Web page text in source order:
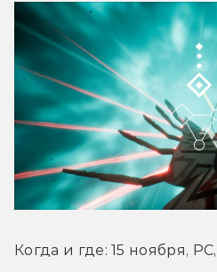
Когда и где: 15 ноября,